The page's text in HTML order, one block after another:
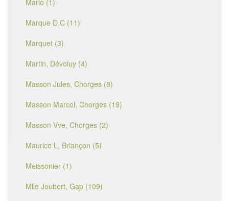
Mario (1)
Marque D.C (11)
Marquet (3)
Martin, Dévoluy (4)
Masson Jules, Chorges (8)
Masson Marcel, Chorges (19)
Masson Vve, Chorges (2)
Maurice L, Briançon (5)
Meissonier (1)
Mlle Joubert, Gap (109)